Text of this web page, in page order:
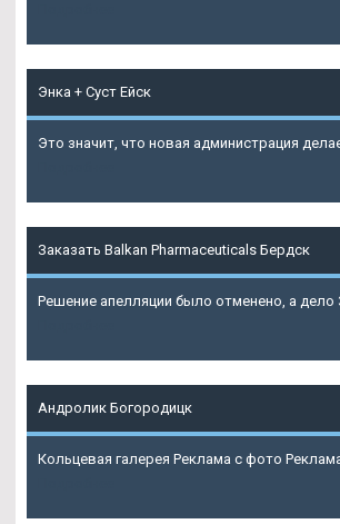
Энка + Суст Ейск
Это значит, что новая администрация
Заказать Balkan Pharmaceuticals Бердск
Решение апелляции было отменено, а дело
Андролик Богородицк
Кольцевая галерея Реклама с фото Реклама